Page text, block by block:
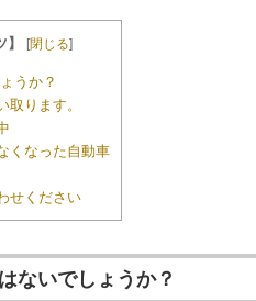
[閉じる]
うか？
ります。
くなった自動車
せください
ないでしょうか？